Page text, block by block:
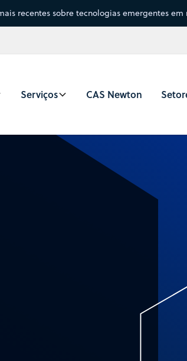
recentes sobre tecnologias emergentes
Serviços CAS Newton